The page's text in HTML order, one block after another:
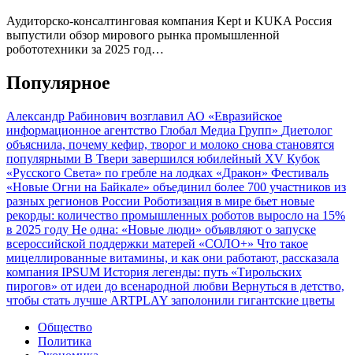
Аудиторско-консалтинговая компания Kept и KUKA Россия
выпустили обзор мирового рынка промышленной
робототехники за 2025 год…
Популярное
Александр Рабинович возглавил АО «Евразийское
информационное агентство Глобал Медиа Групп» Диетолог
объяснила, почему кефир, творог и молоко снова становятся
популярными В Твери завершился юбилейный XV Кубок
«Русского Света» по гребле на лодках «Дракон» Фестиваль
«Новые Огни на Байкале» объединил более 700 участников из
разных регионов России Роботизация в мире бьет новые
рекорды: количество промышленных роботов выросло на 15%
в 2025 году Не одна: «Новые люди» объявляют о запуске
всероссийской поддержки матерей «СОЛО+» Что такое
мицеллированные витамины, и как они работают, рассказала
компания IPSUM История легенды: путь «Тирольских
пирогов» от идеи до всенародной любви Вернуться в детство,
чтобы стать лучше ARTPLAY заполонили гигантские цветы
Общество
Политика